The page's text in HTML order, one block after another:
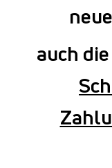
auch die